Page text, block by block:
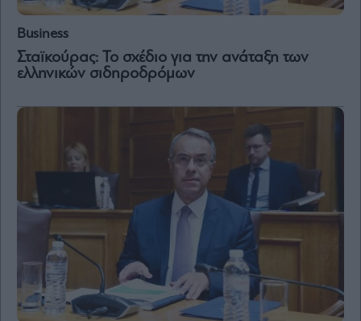
Business
Σταϊκούρας: Το σχέδιο για την ανάταξη των
ελληνικών σιδηροδρόμων